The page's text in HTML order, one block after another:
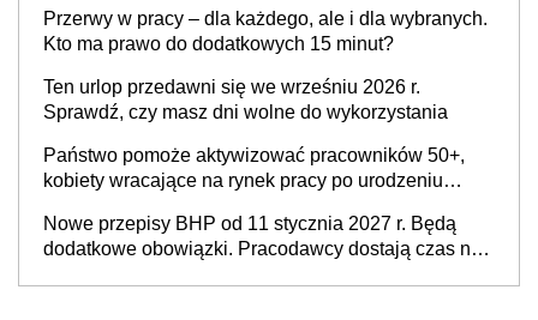
refundacji, ale bariery po stronie systemu i
świadomości pracodawców [WYWIAD]
Przerwy w pracy – dla każdego, ale i dla wybranych.
Kto ma prawo do dodatkowych 15 minut?
Ten urlop przedawni się we wrześniu 2026 r.
Sprawdź, czy masz dni wolne do wykorzystania
Państwo pomoże aktywizować pracowników 50+,
kobiety wracające na rynek pracy po urodzeniu
neuroatypowe. Powstanie Fundusz na rzecz
Inkluzywności w Zatrudnianiu?
Nowe przepisy BHP od 11 stycznia 2027 r. Będą
dodatkowe obowiązki. Pracodawcy dostają czas na